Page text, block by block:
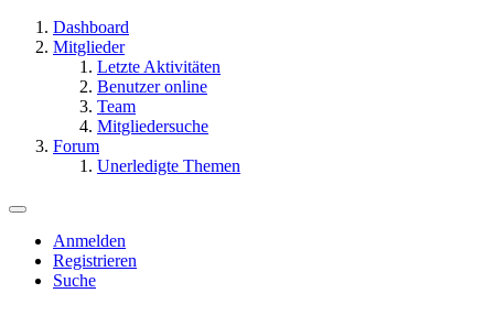
Dashboard
Mitglieder
Letzte Aktivitäten
Benutzer online
Team
Mitgliedersuche
Forum
Unerledigte Themen
Anmelden
Registrieren
Suche